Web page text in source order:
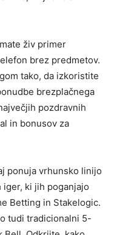
živ primer
brez predmetov.
tako, da izkoristite
brezplačnega
pozdravnih
in bonusov za
ponuja vrhunsko linijo
ki jih poganjajo
Betting in Stakelogic.
tudi tradicionalni 5-